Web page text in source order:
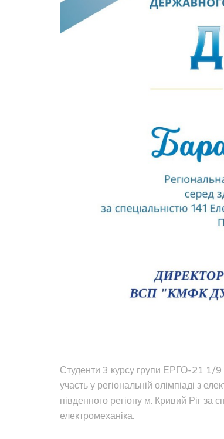
Студенти 3 курсу групи ЕРГО-21 1/9
участь у регіональній олімпіаді з
південного регіону м. Кривий Ріг за
електромеханіка.